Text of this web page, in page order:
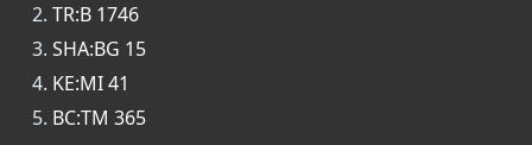
TR:B 1746
SHA:BG 15
KE:MI 41
BC:TM 365